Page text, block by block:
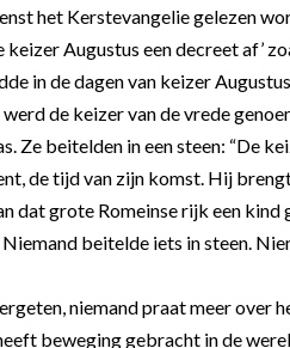
het Kerstevangelie gelezen
Augustus een decreet af’
in de dagen van keizer
de keizer van de vrede
Ze beitelden in een steen: “De
de tijd van zijn komst. Hij
dat grote Romeinse rijk een kind
beitelde iets in steen.
niemand praat meer over
beweging gebracht in de